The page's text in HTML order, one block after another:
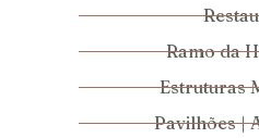
Ramo da
Estruturas
Pavilhões |